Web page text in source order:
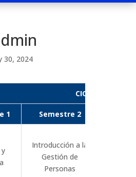
30, 2024
CICLO BÁSICO
1 Semestre 2
Introducción a la
Gestión de
Personas